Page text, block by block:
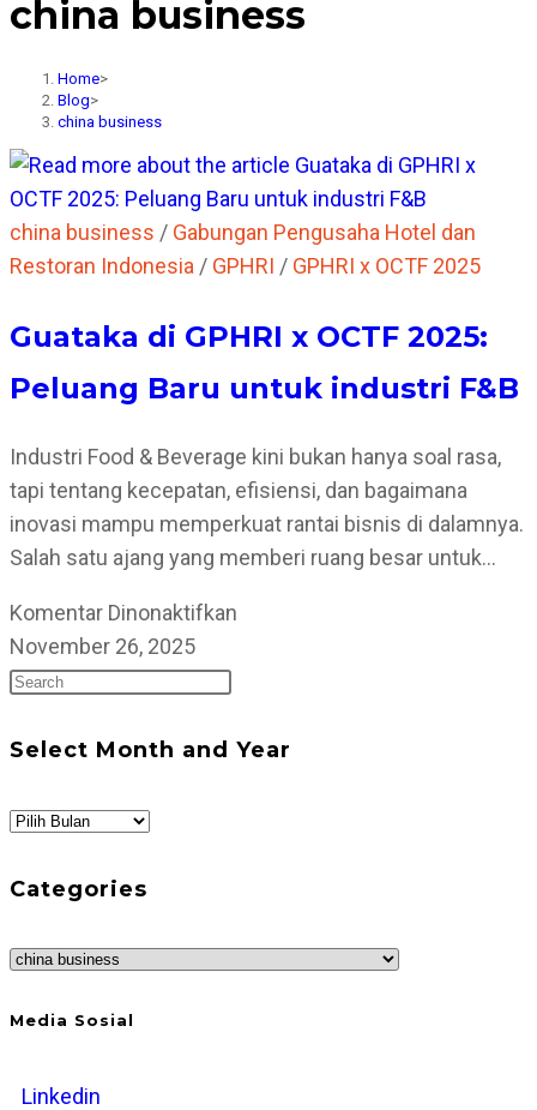
china business
Home>
Blog>
china business
china business / Gabungan Pengusaha Hotel dan
Restoran Indonesia / GPHRI / GPHRI x OCTF 2025
Guataka di GPHRI x OCTF 2025:
Peluang Baru untuk industri F&B
Industri Food & Beverage kini bukan hanya soal rasa,
tapi tentang kecepatan, efisiensi, dan bagaimana
inovasi mampu memperkuat rantai bisnis di dalamnya.
Salah satu ajang yang memberi ruang besar untuk…
Komentar Dinonaktifkan
x
industri
November 26, 2025
Press
to
Select Month and Year
Select
and
Categories
Categories
Media Sosial
Linkedin